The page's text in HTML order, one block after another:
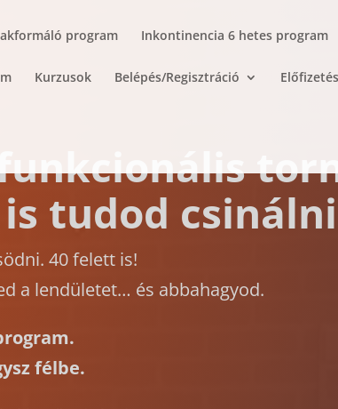
program Inkontinencia 6 hetes program
Kurzusok Belépés/Regisztráció
tudod csinálni
40 felett is!
a lendületet… és abbahagyod.
félbe.